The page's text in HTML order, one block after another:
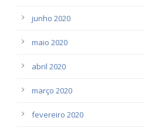
junho 2020
maio 2020
abril 2020
março 2020
fevereiro 2020